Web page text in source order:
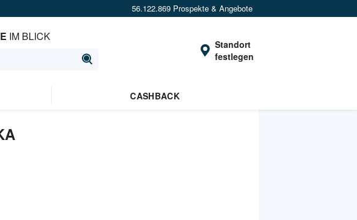
56.122.869 Prospekte & Angebote
IM BLICK
Standort
festlegen
CASHBACK